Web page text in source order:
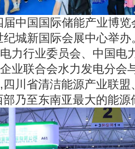
中国国际储能产业博
纪城新国际会展中心举
力行业委员会、中国电
业联合会水力发电分会
四川省清洁能源产业联
乃至东南亚最大的能